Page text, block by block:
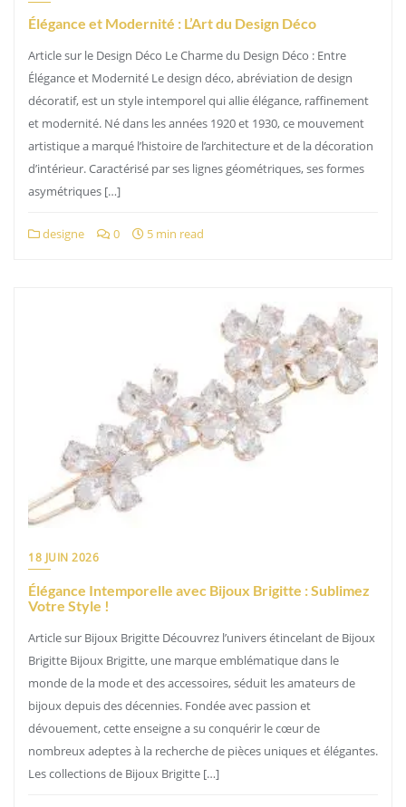
Élégance et Modernité : L’Art du Design Déco
Article sur le Design Déco Le Charme du Design Déco : Entre
Élégance et Modernité Le design déco, abréviation de design
décoratif, est un style intemporel qui allie élégance, raffinement
et modernité. Né dans les années 1920 et 1930, ce mouvement
artistique a marqué l’histoire de l’architecture et de la décoration
d’intérieur. Caractérisé par ses lignes géométriques, ses formes
asymétriques […]
designe 0 5 min read
18 JUIN 2026
Élégance Intemporelle avec Bijoux Brigitte : Sublimez
Votre Style !
Article sur Bijoux Brigitte Découvrez l’univers étincelant de Bijoux
Brigitte Bijoux Brigitte, une marque emblématique dans le
monde de la mode et des accessoires, séduit les amateurs de
bijoux depuis des décennies. Fondée avec passion et
dévouement, cette enseigne a su conquérir le cœur de
nombreux adeptes à la recherche de pièces uniques et élégantes.
Les collections de Bijoux Brigitte […]